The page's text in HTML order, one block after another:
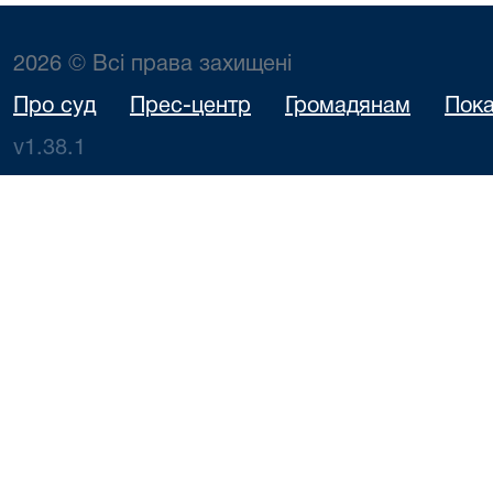
2026 © Всі права захищені
Про суд Прес-центр Громадянам
v1.38.1